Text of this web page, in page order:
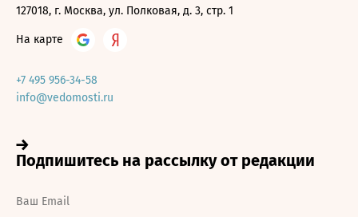
127018, г. Москва, ул. Полковая, д. 3, стр. 1
На карте
+7 495 956-34-58
info@vedomosti.ru